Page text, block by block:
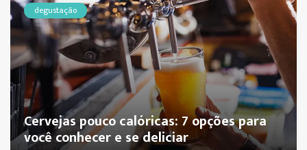
degustação
Cervejas pouco calóricas: 7 opções para
você conhecer e se deliciar